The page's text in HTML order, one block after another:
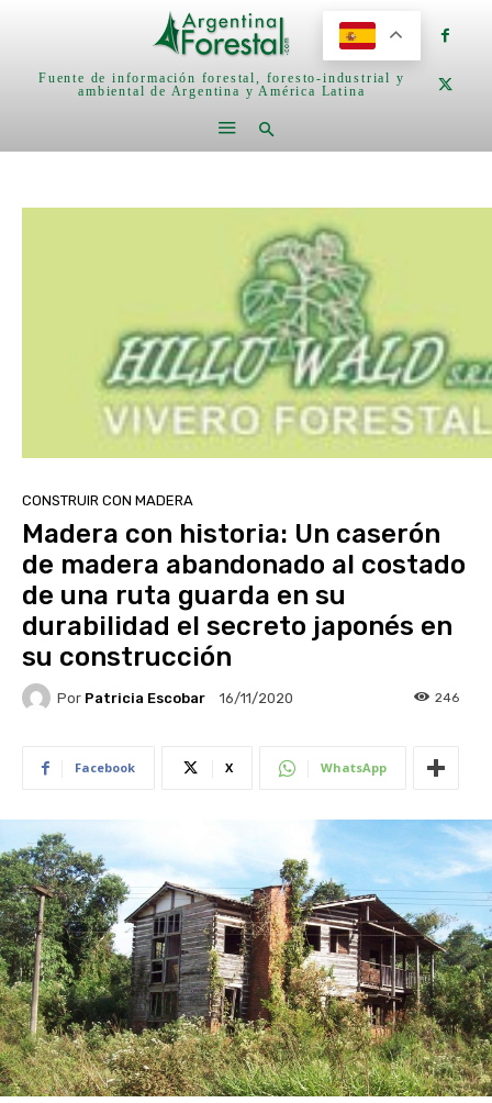
Fuente de información forestal, foresto-industrial y
ambiental de Argentina y América Latina
CONSTRUIR CON MADERA
Madera con historia: Un caserón
de madera abandonado al costado
de una ruta guarda en su
durabilidad el secreto japonés en
su construcción
Por Patricia Escobar 16/11/2020 246
Facebook X WhatsApp